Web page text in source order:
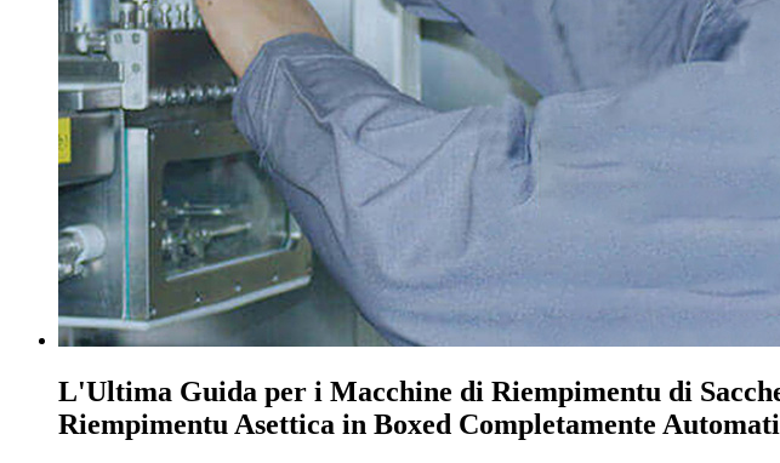
L'Ultima Guida per i Macchine di Riempimentu di
Riempimentu Asettica in Boxed Completamente